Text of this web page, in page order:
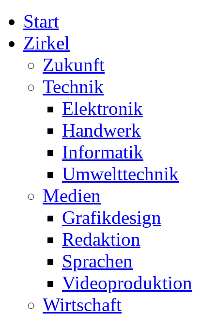
Start
Zirkel
Zukunft
Technik
Elektronik
Handwerk
Informatik
Umwelttechnik
Medien
Grafikdesign
Redaktion
Sprachen
Videoproduktion
Wirtschaft